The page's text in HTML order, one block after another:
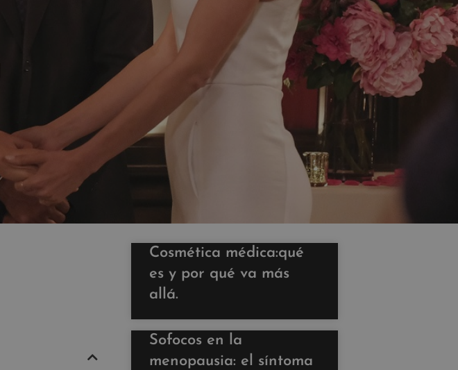
Cosmética médica:qué
es y por qué va más
allá.
Sofocos en la
menopausia: el síntoma